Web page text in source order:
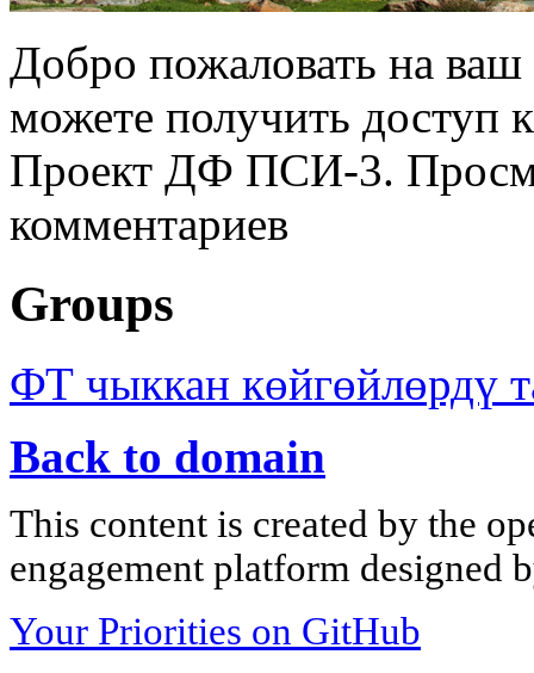
Добро пожаловать на
можете получить доступ
Проект ДФ ПСИ-3.
комментариев
Groups
ФТ чыккан көйгөйлөрдү
Back to domain
This content is created by the
engagement platform designed
Your Priorities on GitHub